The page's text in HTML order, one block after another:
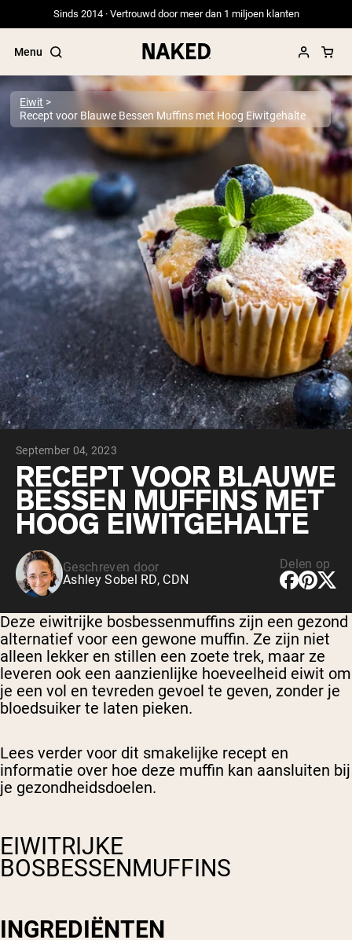
Sinds 2014 · Vertrouwd door meer dan 1 miljoen klanten
Menu
Populaire Zoektermen
”Protein Powder“
”Overnight Oats“
”Vegan protein“
”Collagen“
”Micellar Casein“
PROTEIN POWDERSBest Seller
Erwteneiwit
Grasgevoerd Wei Eiwit Poeder
Collageenpeptiden
Chocolade Grasgevoerde Wei
Vanille grasgevoerde wei
Weidegevoerde wei
Shop All Protein Powders
VEGAN PROTEIN
Erwteneiwit
Eiwit
Recept voor Blauwe Bessen Muffins met Hoog Eiwitgehalte
September 04, 2023
RECEPT VOOR BLAUWE
BESSEN MUFFINS MET
HOOG EIWITGEHALTE
Geschreven door
Ashley Sobel RD, CDN
Delen op
Deze eiwitrijke bosbessenmuffins zijn een gezond
alternatief voor een gewone muffin. Ze zijn niet
alleen lekker en stillen een zoete trek, maar ze
leveren ook een aanzienlijke hoeveelheid eiwit om
je een vol en tevreden gevoel te geven, zonder je
bloedsuiker te laten pieken.
Lees verder voor dit smakelijke recept en
informatie over hoe deze muffin kan aansluiten bij
je gezondheidsdoelen.
EIWITRIJKE
BOSBESSENMUFFINS
INGREDIËNTEN